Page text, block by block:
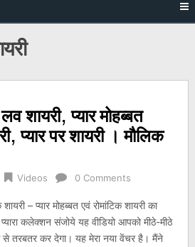
शायरी, प्यार मोहब्बत
प्यार पर शायरी । मौलिक
Videos 0 Comments
शायरी – प्यार मोहब्बत एवं रोमांटिक शायरी का
कलेक्शन संजोये यह वीडियो आपको मीठे-मीठे
तरबतर कर देगा। यह मेरा नया वेंचर है। मैंने